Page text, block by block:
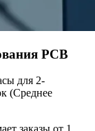
PCB
для 2-
(Среднее